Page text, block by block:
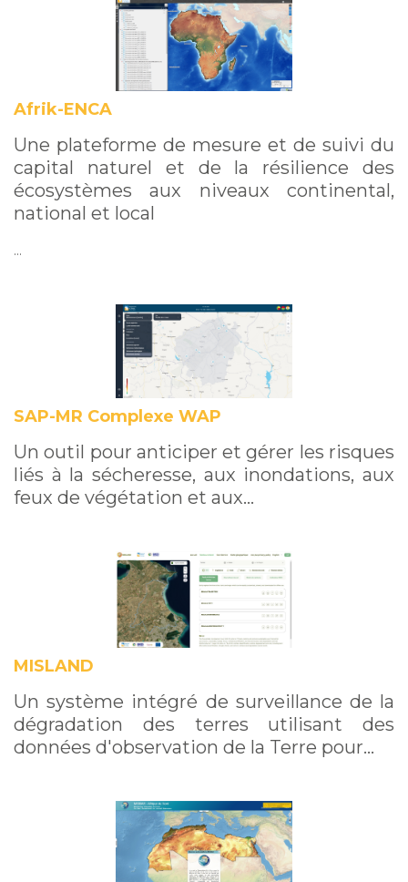
Afrik-ENCA
Une plateforme de mesure et de suivi du
capital naturel et de la résilience des
écosystèmes aux niveaux continental,
national et local
…
SAP-MR Complexe WAP
Un outil pour anticiper et gérer les risques
liés à la sécheresse, aux inondations, aux
feux de végétation et aux…
MISLAND
Un système intégré de surveillance de la
dégradation des terres utilisant des
données d'observation de la Terre pour…